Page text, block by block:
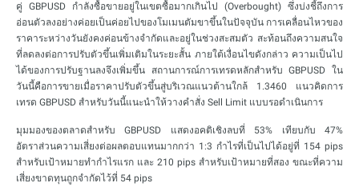
คู่ GBPUSD กำลังซื้อขายอยู่ในเขตซื้อมากเกินไป (Overbought) ซึ่งบ่งชี้ถึงการ
อ่อนตัวลงอย่างค่อยเป็นค่อยไปของโมเมนตัมขาขึ้นในปัจจุบัน การเคลื่อนไหวของ
ราคาระหว่างวันยังคงค่อนข้างจำกัดและอยู่ในช่วงสะสมตัว สะท้อนถึงความสนใจ
ที่ลดลงต่อการปรับตัวขึ้นเพิ่มเติมในระยะสั้น ภายใต้เงื่อนไขดังกล่าว ความเป็นไป
ได้ของการปรับฐานลงจึงเพิ่มขึ้น สถานการณ์การเทรดหลักสำหรับ GBPUSD ใน
วันนี้คือการขายเมื่อราคาปรับตัวขึ้นสู่บริเวณแนวต้านใกล้ 1.3460 แนวคิดการ
เทรด GBPUSD สำหรับวันนี้แนะนำให้วางคำสั่ง Sell Limit แบบรอดำเนินการ
มุมมองของตลาดสำหรับ GBPUSD แสดงอคติเชิงลบที่ 53% เทียบกับ 47%
อัตราส่วนความเสี่ยงต่อผลตอบแทนมากกว่า 1:3 กำไรที่เป็นไปได้อยู่ที่ 154 pips
สำหรับเป้าหมายทำกำไรแรก และ 210 pips สำหรับเป้าหมายที่สอง ขณะที่ความ
เสี่ยงขาดทุนถูกจำกัดไว้ที่ 54 pips